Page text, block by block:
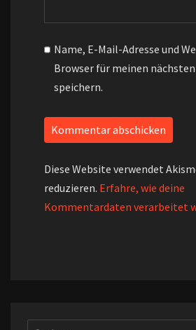
Name, E-Mail-Adresse und
Browser für meinen
speichern.
Diese Website verwendet
reduzieren. Erfahre, wie deine
Kommentardaten verarbeitet